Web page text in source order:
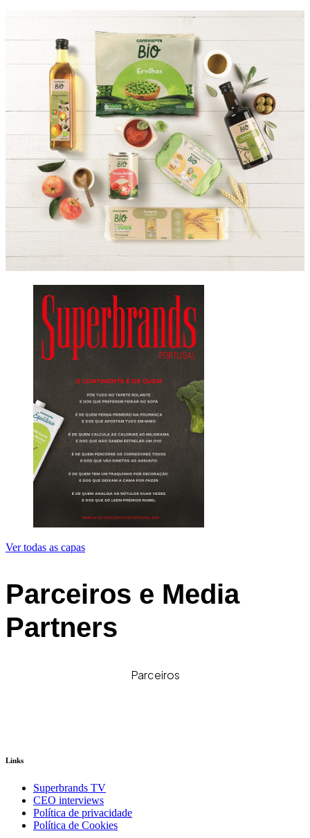
Ver todas as capas
Parceiros e Media
Partners
Parceiros
Links
Superbrands TV
CEO interviews
Política de privacidade
Política de Cookies